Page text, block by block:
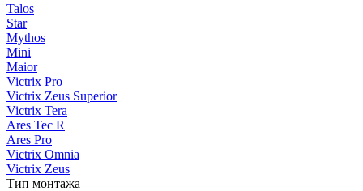
Talos
Star
Mythos
Mini
Maior
Victrix Pro
Victrix Zeus Superior
Victrix Tera
Ares Tec R
Ares Pro
Victrix Omnia
Victrix Zeus
Тип монтажа